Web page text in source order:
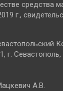
средства
г.,
г.
А.В.